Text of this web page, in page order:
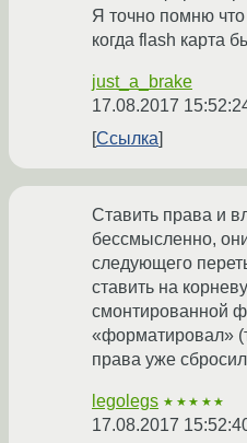
Я точно помню
когда flash карта
just_a_brake
17.08.2017
Ссылка
Ставить права и
бессмысленно,
следующего
ставить на
смонтированной
«форматировал»
права уже
legolegs ★★★★★
17.08.2017